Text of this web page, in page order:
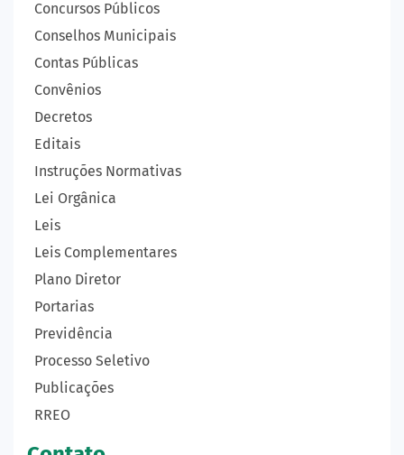
Concursos Públicos
Conselhos Municipais
Contas Públicas
Convênios
Decretos
Editais
Instruções Normativas
Lei Orgânica
Leis
Leis Complementares
Plano Diretor
Portarias
Previdência
Processo Seletivo
Publicações
RREO